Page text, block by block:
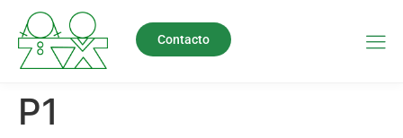
Contacto
P1